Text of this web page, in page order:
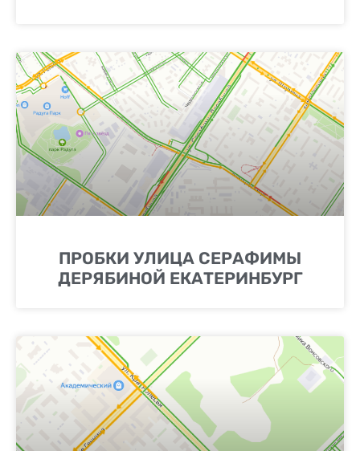
ПРОБКИ УЛИЦА СЕРАФИМЫ
ДЕРЯБИНОЙ ЕКАТЕРИНБУРГ